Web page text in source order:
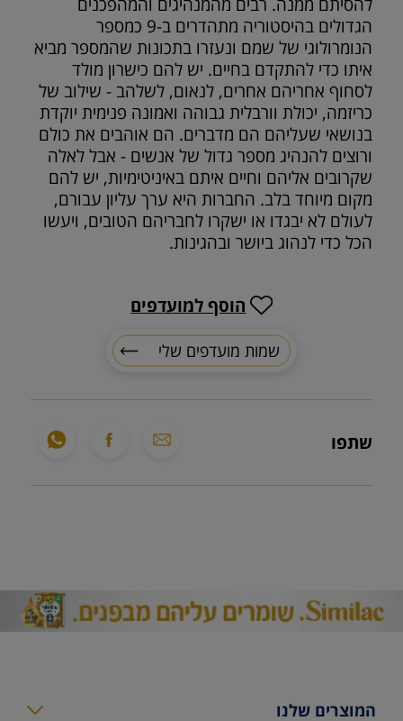
הגדולים בהיסטוריה מתהדרים ב-9 כמספר
הנומרולוגי של שמם ונעזרו בתכונות שהמספר מביא
איתו כדי להתקדם בחיים. יש להם כישרון מולד
לסחוף אחריהם אחרים, לנאום, לשלהב - שילוב של
כריזמה, יכולת וורבלית גבוהה ואמונה פנימית יוקדת
בנושאי שעליהם הם מדברים. הם אוהבים את כולם
ורוצים להנהיג מספר גדול של אנשים - אבל לאלה
שקרובים אליהם וחיים איתם באיניטימיות, יש להם
מקום מיוחד בלב. החברות היא ערך עליון עבורם,
לעולם לא יבגדו או ישקרו לחבריהם הטובים, ויעשו
הכל כדי לנהוג ביושר ובהגינות.
שתפו
שמות מועדפים שלי
הוסף למועדפים
המוצרים שלנו